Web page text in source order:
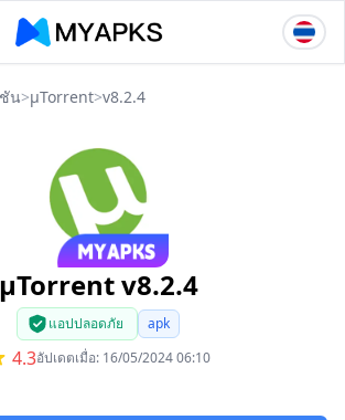
น>μTorrent>v8.2.4
μTorrent v8.2.4
แอปปลอดภัย apk
4.3อัปเดตเมื่อ: 16/05/2024 06:10